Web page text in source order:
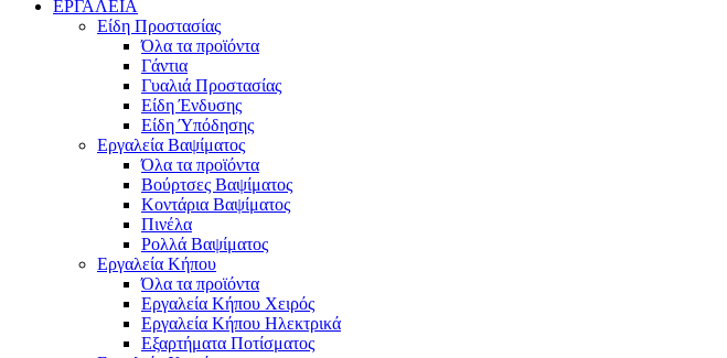
ΕΡΓΑΛΕΙΑ
Είδη Προστασίας
Όλα τα προϊόντα
Γάντια
Γυαλιά Προστασίας
Είδη Ένδυσης
Είδη Ύπόδησης
Εργαλεία Βαψίματος
Όλα τα προϊόντα
Βούρτσες Βαψίματος
Κοντάρια Βαψίματος
Πινέλα
Ρολλά Βαψίματος
Εργαλεία Κήπου
Όλα τα προϊόντα
Εργαλεία Κήπου Χειρός
Εργαλεία Κήπου Ηλεκτρικά
Εξαρτήματα Ποτίσματος